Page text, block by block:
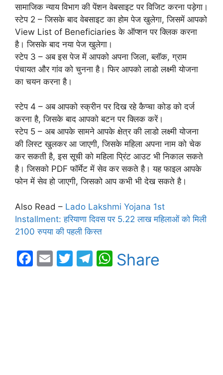
सामाजिक न्याय विभाग की पेंशन वेबसाइट पर विजिट करना पड़ेगा।
स्टेप 2 – जिसके बाद वेबसाइट का होम पेज खुलेगा, जिसमें आपको
View List of Beneficiaries के ऑप्शन पर क्लिक करना
है। जिसके बाद नया पेज खुलेगा।
स्टेप 3 – अब इस पेज में आपको अपना जिला, ब्लॉक, ग्राम
पंचायत और गांव को चुनना है। फिर आपको लाडो लक्ष्मी योजना
का चयन करना है।
स्टेप 4 – अब आपको स्क्रीन पर दिख रहे कैप्चा कोड को दर्ज
करना है, जिसके बाद आपको बटन पर क्लिक करें।
स्टेप 5 – अब आपके सामने आपके क्षेत्र की लाडो लक्ष्मी योजना
की लिस्ट खुलकर आ जाएगी, जिसके महिला अपना नाम को चेक
कर सकती है, इस सूची को महिला प्रिंट आउट भी निकाल सकते
है। जिसको PDF फॉर्मेट में सेव कर सकते है। यह फाइल आपके
फोन में सेव हो जाएगी, जिसको आप कभी भी देख सकते है।
Also Read – Lado Lakshmi Yojana 1st
Installment: हरियाणा दिवस पर 5.22 लाख महिलाओं को मिली
2100 रुपया की पहली किस्त
F
E
T
T
W
Share